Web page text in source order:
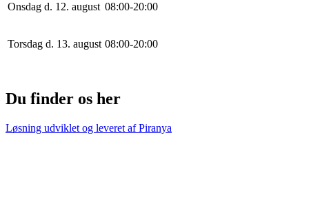
Onsdag d. 12. august 08:00-20:00
Torsdag d. 13. august 08:00-20:00
Du finder os her
Løsning udviklet og leveret afPiranya